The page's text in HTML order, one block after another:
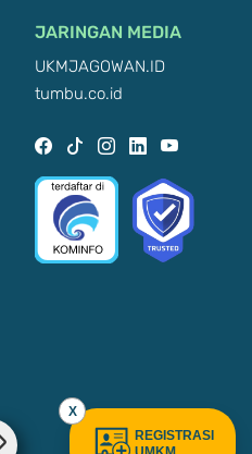
JARINGAN MEDIA
UKMJAGOWAN.ID
tumbu.co.id
X
REGISTRASI